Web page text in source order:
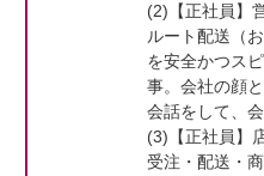
(2)【正社員】
ルート配送（
を安全かつス
事。会社の顔
会話をして、
(3)【正社員】
受注・配送・